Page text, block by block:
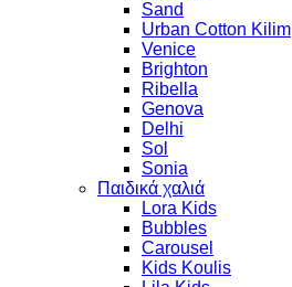
Sand
Urban Cotton Kilim
Venice
Brighton
Ribella
Genova
Delhi
Sol
Sonia
Παιδικά χαλιά
Lora Kids
Bubbles
Carousel
Kids Koulis